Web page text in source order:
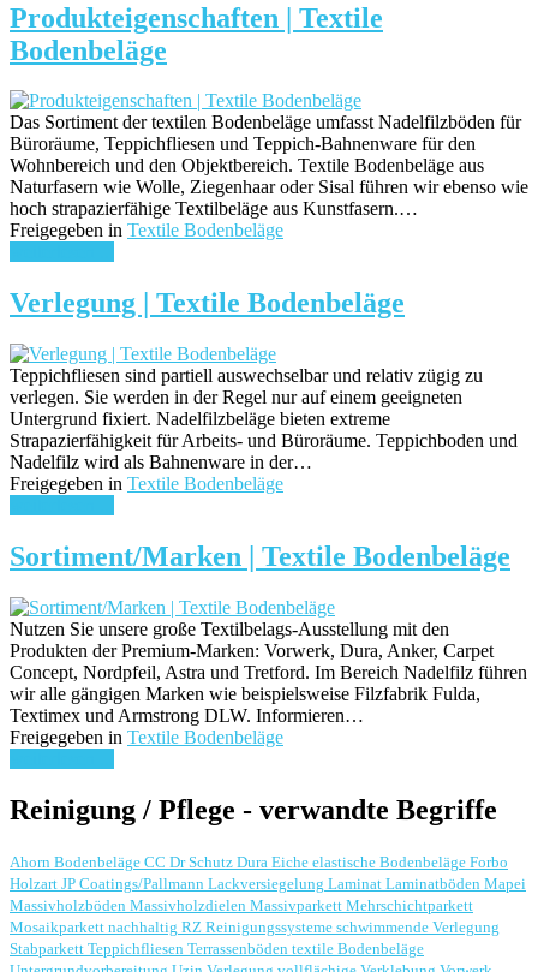
Produkteigenschaften | Textile
Bodenbeläge
Das Sortiment der textilen Bodenbeläge umfasst Nadelfilzböden für
Büroräume, Teppichfliesen und Teppich-Bahnenware für den
Wohnbereich und den Objektbereich. Textile Bodenbeläge aus
Naturfasern wie Wolle, Ziegenhaar oder Sisal führen wir ebenso wie
hoch strapazierfähige Textilbeläge aus Kunstfasern.…
Freigegeben in Textile Bodenbeläge
Verlegung | Textile Bodenbeläge
Teppichfliesen sind partiell auswechselbar und relativ zügig zu
verlegen. Sie werden in der Regel nur auf einem geeigneten
Untergrund fixiert. Nadelfilzbeläge bieten extreme
Strapazierfähigkeit für Arbeits- und Büroräume. Teppichboden und
Nadelfilz wird als Bahnenware in der…
Freigegeben in Textile Bodenbeläge
Sortiment/Marken | Textile Bodenbeläge
Nutzen Sie unsere große Textilbelags-Ausstellung mit den
Produkten der Premium-Marken: Vorwerk, Dura, Anker, Carpet
Concept, Nordpfeil, Astra und Tretford. Im Bereich Nadelfilz führen
wir alle gängigen Marken wie beispielsweise Filzfabrik Fulda,
Textimex und Armstrong DLW. Informieren…
Freigegeben in Textile Bodenbeläge
Reinigung / Pflege - verwandte Begriffe
Ahorn Bodenbeläge CC Dr Schutz Dura Eiche elastische Bodenbeläge Forbo
Holzart JP Coatings/Pallmann Lackversiegelung Laminat Laminatböden Mapei
Massivholzböden Massivholzdielen Massivparkett Mehrschichtparkett
Mosaikparkett nachhaltig RZ Reinigungssysteme schwimmende Verlegung
Stabparkett Teppichfliesen Terrassenböden textile Bodenbeläge